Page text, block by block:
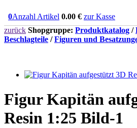
0Anzahl Artikel 0.00 € zur Kasse
zurück Shopgruppe: Produktkatalog /
Beschlagteile /Figuren und
Figur Kapitän
Resin 1:25 Bild-1